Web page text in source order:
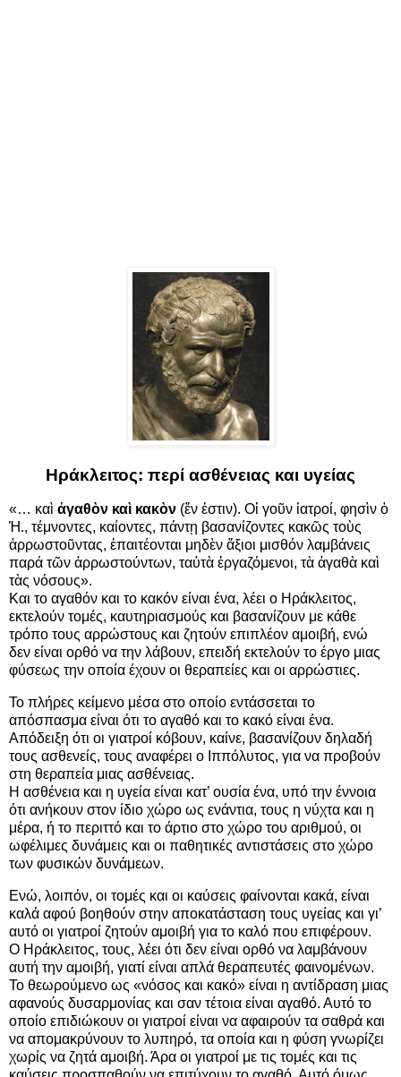
Ηράκλειτος: περί ασθένειας και υγείας
«… καὶ ἀγαθὸν καὶ κακὸν (ἕν ἐστιν). Οἱ γοῦν ἰατροί, φησὶν ὁ
Ἡ., τέμνοντες, καίοντες, πάντῃ βασανίζοντες κακῶς τοὺς
ἀρρωστοῦντας, ἐπαιτέονται μηδὲν ἄξιοι μισθόν λαμβάνεις
παρά τῶν ἀρρωστούντων, ταὐτὰ ἐργαζόμενοι, τὰ ἀγαθὰ καὶ
τὰς νόσους».
Και το αγαθόν και το κακόν είναι ένα, λέει ο Ηράκλειτος,
εκτελούν τομές, καυτηριασμούς και βασανίζουν με κάθε
τρόπο τους αρρώστους και ζητούν επιπλέον αμοιβή, ενώ
δεν είναι ορθό να την λάβουν, επειδή εκτελούν το έργο μιας
φύσεως την οποία έχουν οι θεραπείες και οι αρρώστιες.
Το πλήρες κείμενο μέσα στο οποίο εντάσσεται το
απόσπασμα είναι ότι το αγαθό και το κακό είναι ένα.
Απόδειξη ότι οι γιατροί κόβουν, καίνε, βασανίζουν δηλαδή
τους ασθενείς, τους αναφέρει ο Ιππόλυτος, για να προβούν
στη θεραπεία μιας ασθένειας.
Η ασθένεια και η υγεία είναι κατ’ ουσία ένα, υπό την έννοια
ότι ανήκουν στον ίδιο χώρο ως ενάντια, τους η νύχτα και η
μέρα, ή το περιττό και το άρτιο στο χώρο του αριθμού, οι
ωφέλιμες δυνάμεις και οι παθητικές αντιστάσεις στο χώρο
των φυσικών δυνάμεων.
Ενώ, λοιπόν, οι τομές και οι καύσεις φαίνονται κακά, είναι
καλά αφού βοηθούν στην αποκατάσταση τους υγείας και γι’
αυτό οι γιατροί ζητούν αμοιβή για το καλό που επιφέρουν.
Ο Ηράκλειτος, τους, λέει ότι δεν είναι ορθό να λαμβάνουν
αυτή την αμοιβή, γιατί είναι απλά θεραπευτές φαινομένων.
Το θεωρούμενο ως «νόσος και κακό» είναι η αντίδραση μιας
αφανούς δυσαρμονίας και σαν τέτοια είναι αγαθό. Αυτό το
οποίο επιδιώκουν οι γιατροί είναι να αφαιρούν τα σαθρά και
να απομακρύνουν το λυπηρό, τα οποία και η φύση γνωρίζει
χωρίς να ζητά αμοιβή. Άρα οι γιατροί με τις τομές και τις